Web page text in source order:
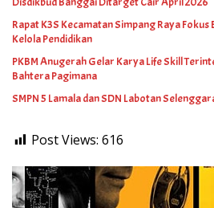
Rapat K3S Kecamatan Simpang Raya Fokus
Kelola Pendidikan
PKBM Anugerah Gelar Karya Life Skill
Bahtera Pagimana
SMPN 5 Lamala dan SDN Labotan
Post Views: 616